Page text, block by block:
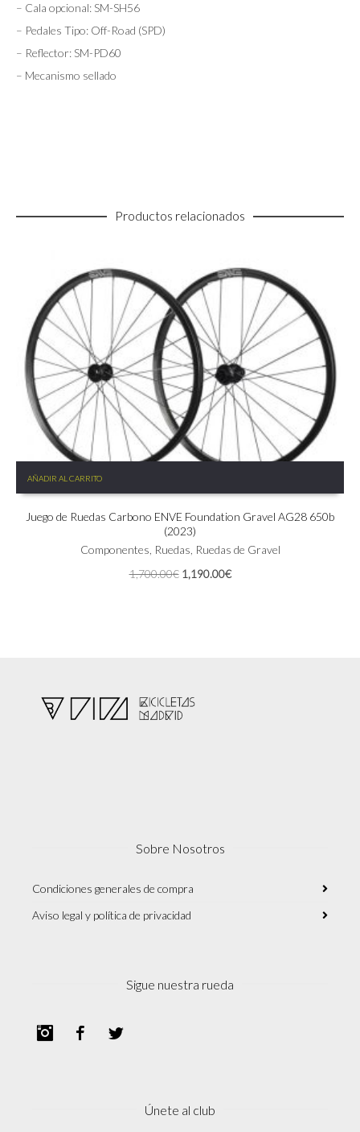
– Cala opcional: SM-SH56
– Pedales Tipo: Off-Road (SPD)
– Reflector: SM-PD60
– Mecanismo sellado
Productos relacionados
AÑADIR AL CARRITO
Juego de Ruedas Carbono ENVE Foundation Gravel AG28 650b
(2023)
Componentes Ruedas Ruedas de Gravel
1,700.00€ El
1,190.00€El
Sobre Nosotros
Condiciones generales de compra
Aviso legal y política de privacidad
Sigue nuestra rueda
InstagramFacebook
Únete al club